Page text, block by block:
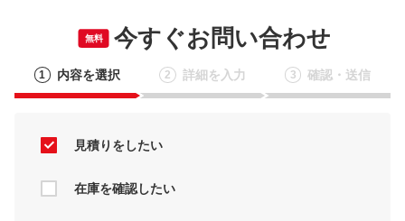
無料 今すぐお問い合わせ
1 内容を選択 2 詳細を入力 3 確認・送信
見積りをしたい
在庫を確認したい